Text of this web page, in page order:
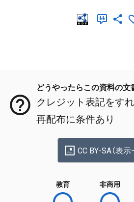
どうやったらこの資料の文
クレジット表記をす
再配布に条件あり
CC BY-SA（表示
教育 非商用